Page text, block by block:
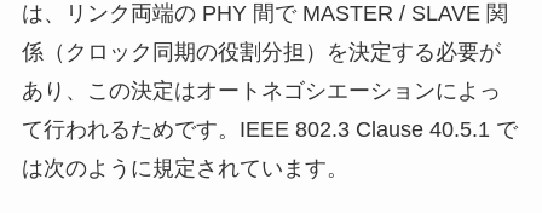
は、リンク両端の PHY 間で MASTER / SLAVE 関
係（クロック同期の役割分担）を決定する必要が
あり、この決定はオートネゴシエーションによっ
て行われるためです。IEEE 802.3 Clause 40.5.1 で
は次のように規定されています。